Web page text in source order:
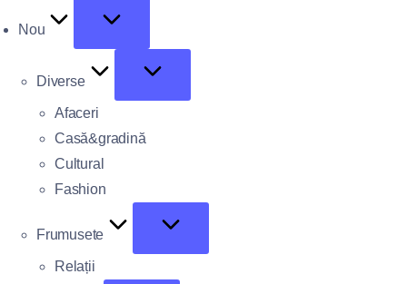
Nou
Diverse
Afaceri
Casă&gradină
Cultural
Fashion
Frumusete
Relații